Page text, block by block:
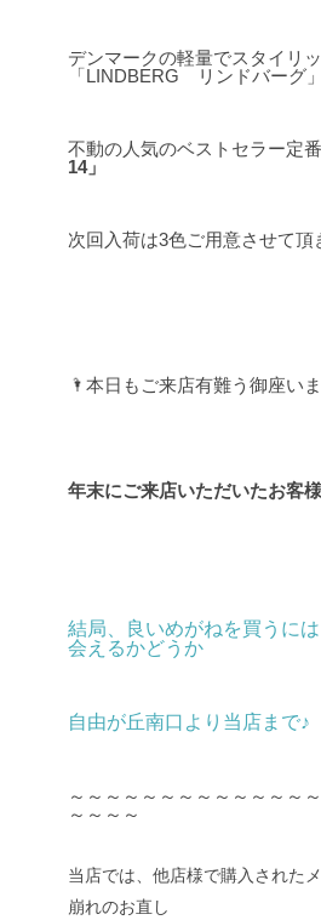
デンマークの軽量でスタイリ
「LINDBERG リンドバーグ」
不動の人気のベストセラー定
14」
次回入荷は3色ご用意させて頂
🌂本日もご来店有難う御座い
年末にご来店いただいたお客
結局、良いめがねを買うに
会えるかどうか
自由が丘南口より当店まで♪
～～～～～～～～～～～～～
～～～～
当店では、他店様で購入された
崩れのお直し